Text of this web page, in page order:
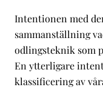
Intentionen med
sammanställning
odlingsteknik som
En ytterligare
klassificering av